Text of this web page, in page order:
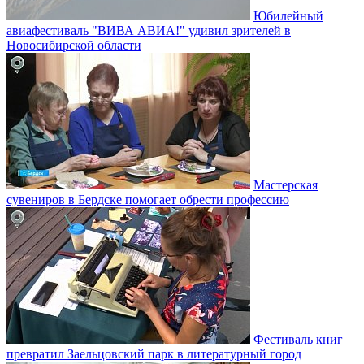
Юбилейный
авиафестиваль "ВИВА АВИА!" удивил зрителей в
Новосибирской области
Мастерская
сувениров в Бердске помогает обрести профессию
Фестиваль книг
превратил Заельцовский парк в литературный город